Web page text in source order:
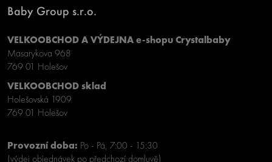
Baby Group s.r.o.
VELKOOBCHOD A VÝDEJNA e-shopu Crystalbaby
Masarykova 968
769 01 Holešov
VELKOOBCHOD sklad
Holešovská 1909
769 01 Holešov
Provozní doba: Po - Pá, 7:00 - 15:30
(výdej objednávek po předchozí domluvě)